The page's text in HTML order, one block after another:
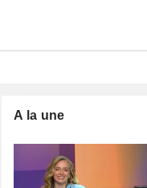
A la une